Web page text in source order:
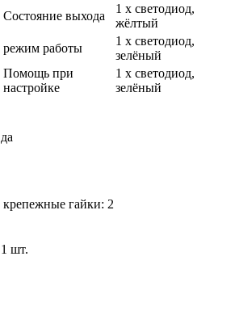
Состояние выхода
1 x светодиод,
жёлтый
режим работы
1 x светодиод,
зелёный
Помощь при
настройке
1 x светодиод,
зелёный
да
крепежные гайки: 2
1 шт.